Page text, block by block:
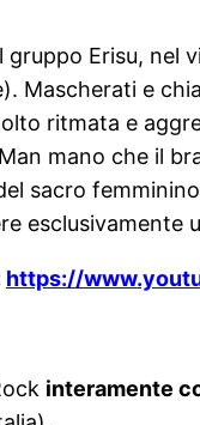
gruppo Erisu,
Mascherati e
ritmata e
mano che il
sacro
https://
interamente